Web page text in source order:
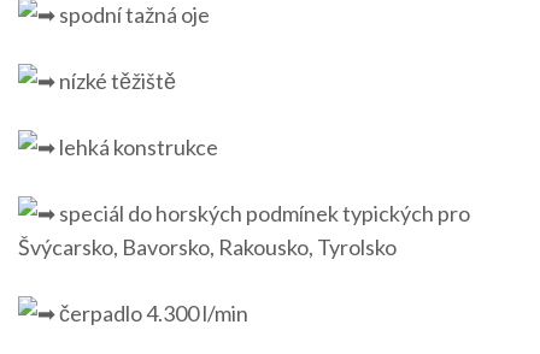
spodní tažná oje
nízké těžiště
lehká konstrukce
speciál do horských podmínek typických pro
Švýcarsko, Bavorsko, Rakousko, Tyrolsko
čerpadlo 4.300 l/min